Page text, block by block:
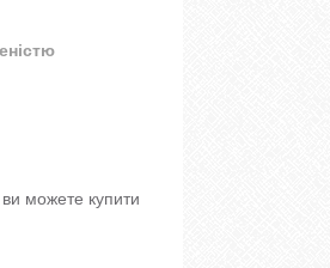
ви можете купити